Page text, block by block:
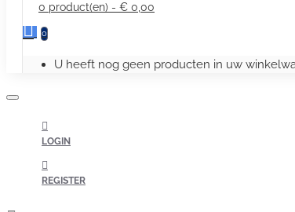
0 product(en) - € 0,00
0
U heeft nog geen producten in uw
LOGIN
REGISTER